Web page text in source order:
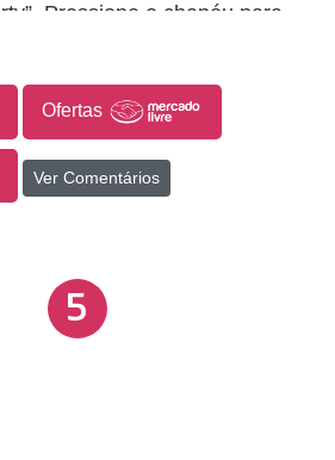
Pressione o chapéu para
únicas e incríveis com a
faça a melhor festa com a
Ofertas
Ver Comentários
5